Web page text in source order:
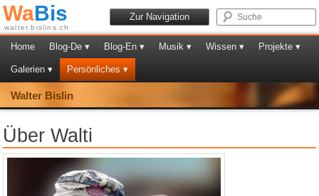
WaBis
walter.bislins.ch
Zur Navigation
Home Blog-De ▾ Blog-En ▾ Musik ▾ Wissen ▾ Projekte ▾
Galerien ▾ Persönliches ▾
Walter Bislin
Über Walti